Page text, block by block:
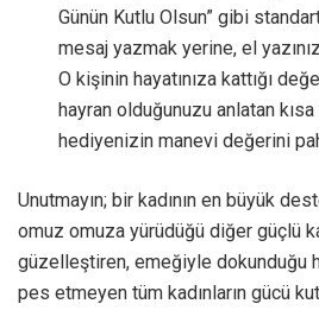
Günün Kutlu Olsun” gibi
mesaj yazmak yerine, el
O kişinin hayatınıza kattığı
hayran olduğunuzu anlatan
hediyenizin manevi değerini
Unutmayın; bir kadının en büyük
omuz omuza yürüdüğü diğer güçlü
güzelleştiren, emeğiyle dokunduğu
pes etmeyen tüm kadınların gücü